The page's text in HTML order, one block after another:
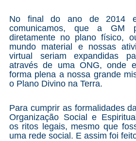
No final do ano de 2014
comunicamos, que a GM
diretamente no plano físico,
mundo material e nossas
virtual seriam expandidas
através de uma ONG, onde
forma plena a nossa grande
o Plano Divino na Terra.
Para cumprir as formalidades
Organização Social e
os ritos legais, mesmo que
uma rede social. E assim foi